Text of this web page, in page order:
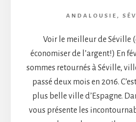
ANDALOUSIE ,
Voir le meilleur de Séville
économiser de l’argent!) En
sommes retournés à Séville,
passé deux mois en 2016.
plus belle ville d’Espagne.
vous présente les